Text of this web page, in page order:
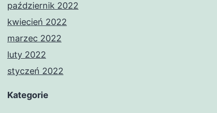
październik 2022
kwiecień 2022
marzec 2022
luty 2022
styczeń 2022
Kategorie